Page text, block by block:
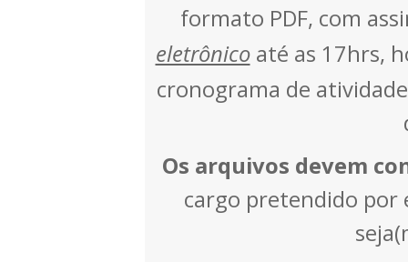
formato PDF, com
eletrônicoaté as 17hrs,
cronograma de
Os arquivos devem
cargo pretendido por